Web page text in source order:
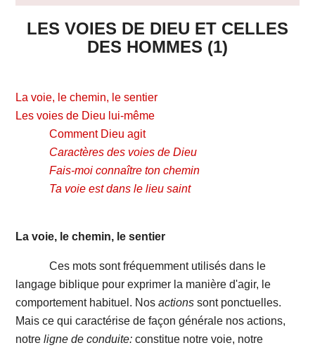
LES VOIES DE DIEU ET CELLES
DES HOMMES (1)
La voie, le chemin, le sentier
Les voies de Dieu lui-même
Comment Dieu agit
Caractères des voies de Dieu
Fais-moi connaître ton chemin
Ta voie est dans le lieu saint
La voie, le chemin, le sentier
Ces mots sont fréquemment utilisés dans le
langage biblique pour exprimer la manière d'agir, le
comportement habituel. Nosactions sont ponctuelles.
Mais ce qui caractérise de façon générale nos actions,
notreligne de conduite: constitue notre voie, notre